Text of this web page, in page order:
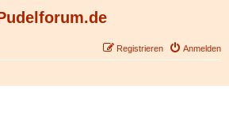
Anmelden
Registrieren